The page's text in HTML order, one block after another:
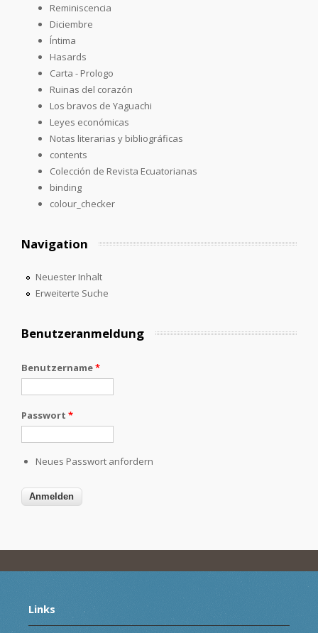
Reminiscencia
Diciembre
Íntima
Hasards
Carta - Prologo
Ruinas del corazón
Los bravos de Yaguachi
Leyes económicas
Notas literarias y bibliográficas
contents
Colección de Revista Ecuatorianas
binding
colour_checker
Navigation
Neuester Inhalt
Erweiterte Suche
Benutzeranmeldung
Benutzername*
Passwort *
Neues Passwort anfordern
Links